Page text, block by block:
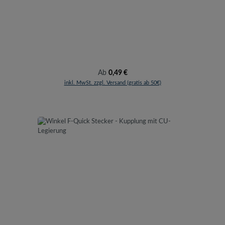
Regulärer Preis:
Ab 0,49 €
inkl. MwSt. zzgl. Versand (gratis ab 50€)